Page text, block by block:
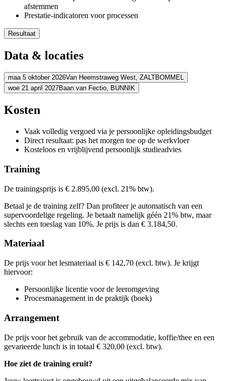
afstemmen
Prestatie-indicatoren voor processen
Resultaat
Je kunt processen ontwerpen en implementeren
Je richt processen goedkoper, sneller en efficiënter in
Je stemt processen doelmatiger op elkaar af
Je bewaakt, analyseert en verbetert het procesontwerp en
Data & locaties
maa 5 oktober 2026Van Heemstraweg West, ZALTBOMMEL
Adres
Schouten & Nelissen
Prijs
Bekijk prijsopbouw
maa05-10-20269:30 - 16:30
din06-10-20269:30 - 16:30
maa09-11-2026
woe 21 april 2027Baan van Fectio, BUNNIK
Adres
Bekijk route
Prijs
€ 3.357,70
Kies deze startdatum
Lesdagen
woe21-04-20279:30 - 16:30
woe12-05-2027
Kosten
Vaak volledig vergoed via je persoonlijke opleidingsbudget
Direct resultaat: pas het morgen toe op de werkvloer
Kosteloos en vrijblijvend persoonlijk studieadvies
Training
De trainingsprijs is € 2.895,00 (excl. 21% btw).
Betaal je de training zelf? Dan profiteer je automatisch van een
supervoordelige regeling. Je betaalt namelijk géén 21% btw, maar
slechts een toeslag van 10%. Je prijs is dan € 3.184,50.
Materiaal
De prijs voor het lesmateriaal is € 142,70 (excl. btw). Je krijgt
hiervoor:
Persoonlijke licentie voor de leeromgeving
Procesmanagement in de praktijk (boek)
Arrangement
De prijs voor het gebruik van de accommodatie, koffie/thee en een
gevarieerde lunch is in totaal € 320,00 (excl. btw).
Hoe ziet de training eruit?